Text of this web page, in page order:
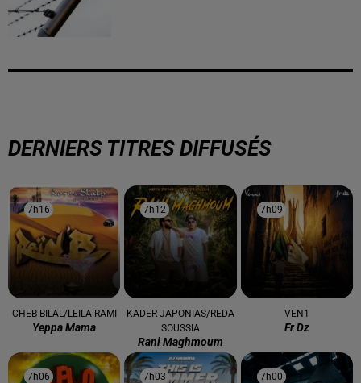
DERNIERS TITRES DIFFUSÉS
7h16
7h16
CHEB BILAL/LEILA RAMI
Yeppa Mama
7h12
7h12
KADER JAPONIAS/REDA
SOUSSIA
Rani Maghmoum
7h09
7h09
VEN1
Fr Dz
7h06
7h06 7h03
7h03 7h00
7h00